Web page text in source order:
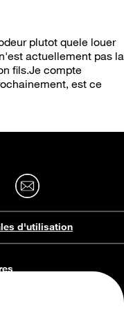
plutot quele louer
actuellement pas la
fils.Je compte
est ce
d'utilisation